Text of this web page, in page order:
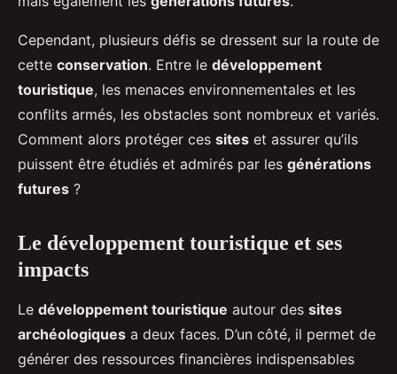
Cependant, plusieurs défis se dressent sur la route de
cette conservation. Entre le développement
touristique, les menaces environnementales et les
conflits armés, les obstacles sont nombreux et variés.
Comment alors protéger ces sites et assurer qu’ils
puissent être étudiés et admirés par les générations
futures ?
Le développement touristique et ses
impacts
Le développement touristique autour des sites
archéologiques a deux faces. D’un côté, il permet de
générer des ressources financières indispensables